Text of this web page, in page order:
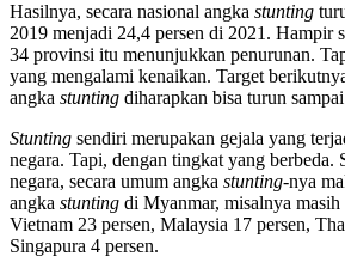
Hasilnya, secara nasional angka stunting
2019 menjadi 24,4 persen di 2021. Hampir
34 provinsi itu menunjukkan penurunan.
yang mengalami kenaikan. Target
angka stunting diharapkan bisa turun
Stunting sendiri merupakan gejala yang
negara. Tapi, dengan tingkat yang berbeda.
negara, secara umum angka stunting-nya
angka stunting di Myanmar, misalnya masih
Vietnam 23 persen, Malaysia 17 persen,
Singapura 4 persen.